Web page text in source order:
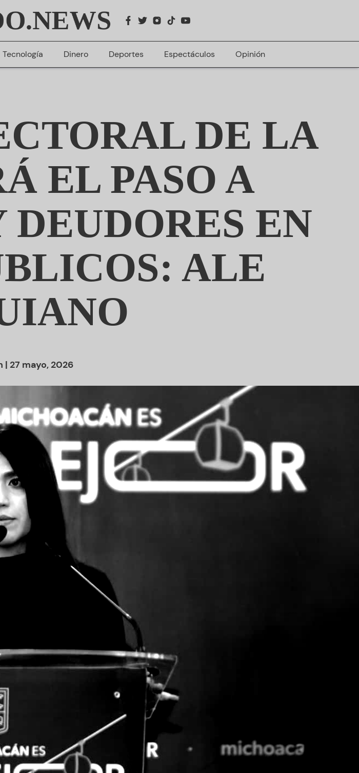
Tecnología Dinero Deportes Espectáculos Opinión
DE LA
EL PASO A
DEUDORES EN
ALE
| 27 mayo, 2026